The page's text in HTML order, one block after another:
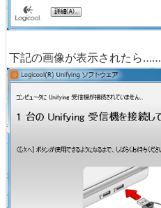
下記の画像が表示されたら……